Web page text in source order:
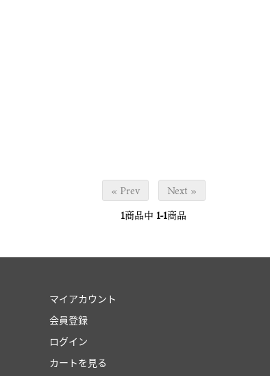
« Prev
Next »
1商品中 1-1商品
マイアカウント
会員登録
ログイン
カートを見る